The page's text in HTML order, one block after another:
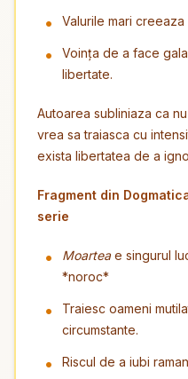
Valurile mari
Voința de a face
libertate.
Autoarea subliniaza ca
vrea sa traiasca cu
exista libertatea de a
Fragment din
serie
Moarteae singurul
*noroc*
Traiesc oameni
circumstante.
Riscul de a iubi